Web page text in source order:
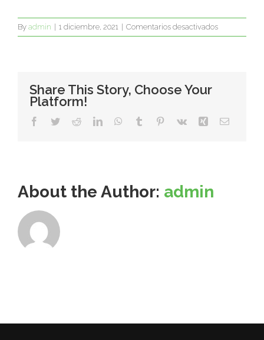
By admin 1 diciembre, 2021 Comentarios desactivadosen
Share This Story, Choose Your
Platform!
Facebook
TwitterRedditLinkedInWhatsApp
Tumblr Pinterest
Vk Xing Email
About the Author: admin